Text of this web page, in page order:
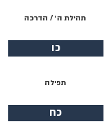
תהילת ה׳ / הדרכה
כו
תפילה
כח